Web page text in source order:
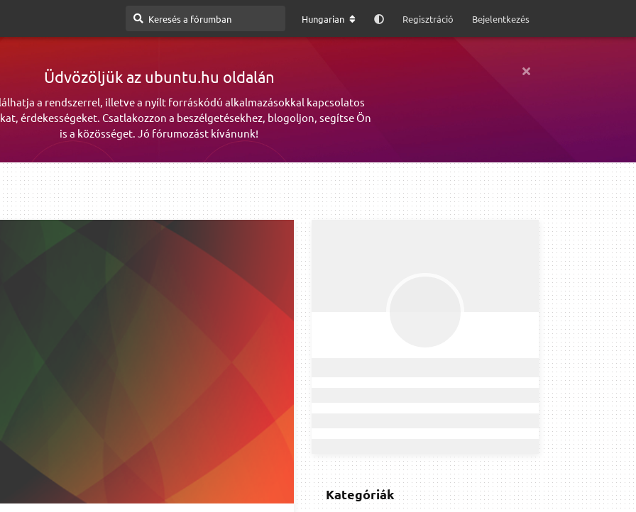
Hungarian Regisztráció Bejelentkezés
Üdvözöljük az ubuntu.hu oldalán
a rendszerrel, illetve a nyílt forráskódú alkalmazásokkal kapcsolatos
érdekességeket. Csatlakozzon a beszélgetésekhez, blogoljon, segítse Ön
is a közösséget. Jó fórumozást kívánunk!
Kategóriák